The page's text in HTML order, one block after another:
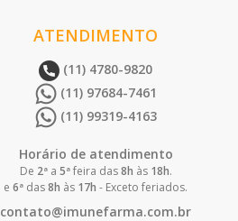
ATENDIMENTO
(11) 4780-9820
(11) 97684-7461
(11) 99319-4163
Horário de atendimento
De 2ªa 5ªfeira das8h às 18h.
e6ª das8h às 17h - Exceto feriados.
contato@imunefarma.com.br